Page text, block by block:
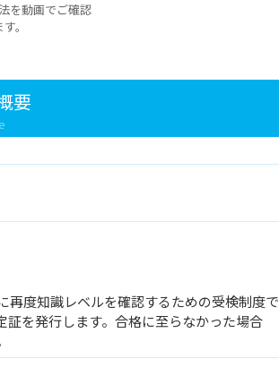
を動画でご確認
。
要
度知識レベルを確認するための受検制度で
証を発行します。合格に至らなかった場合